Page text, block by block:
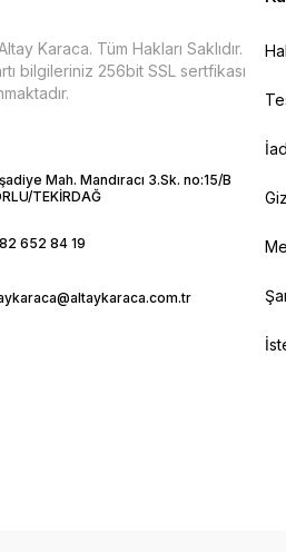
Karaca. Tüm Hakları Saklıdır.
bilgileriniz 256bit SSL sertfikası
Mah. Mandıracı 3.Sk. no:15/B
TEKİRDAĞ
652 84 19